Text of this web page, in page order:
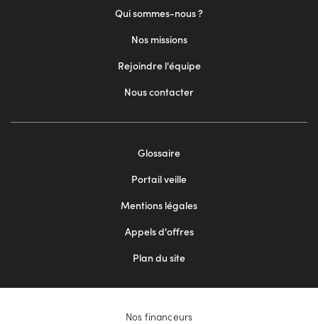
Qui sommes-nous ?
Nos missions
Rejoindre l'équipe
Nous contacter
Glossaire
Portail veille
Mentions légales
Appels d'offres
Plan du site
Nos financeurs